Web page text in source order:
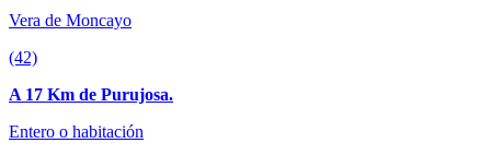
Vera de Moncayo
(42)
A 17 Km de Purujosa.
Entero o habitación